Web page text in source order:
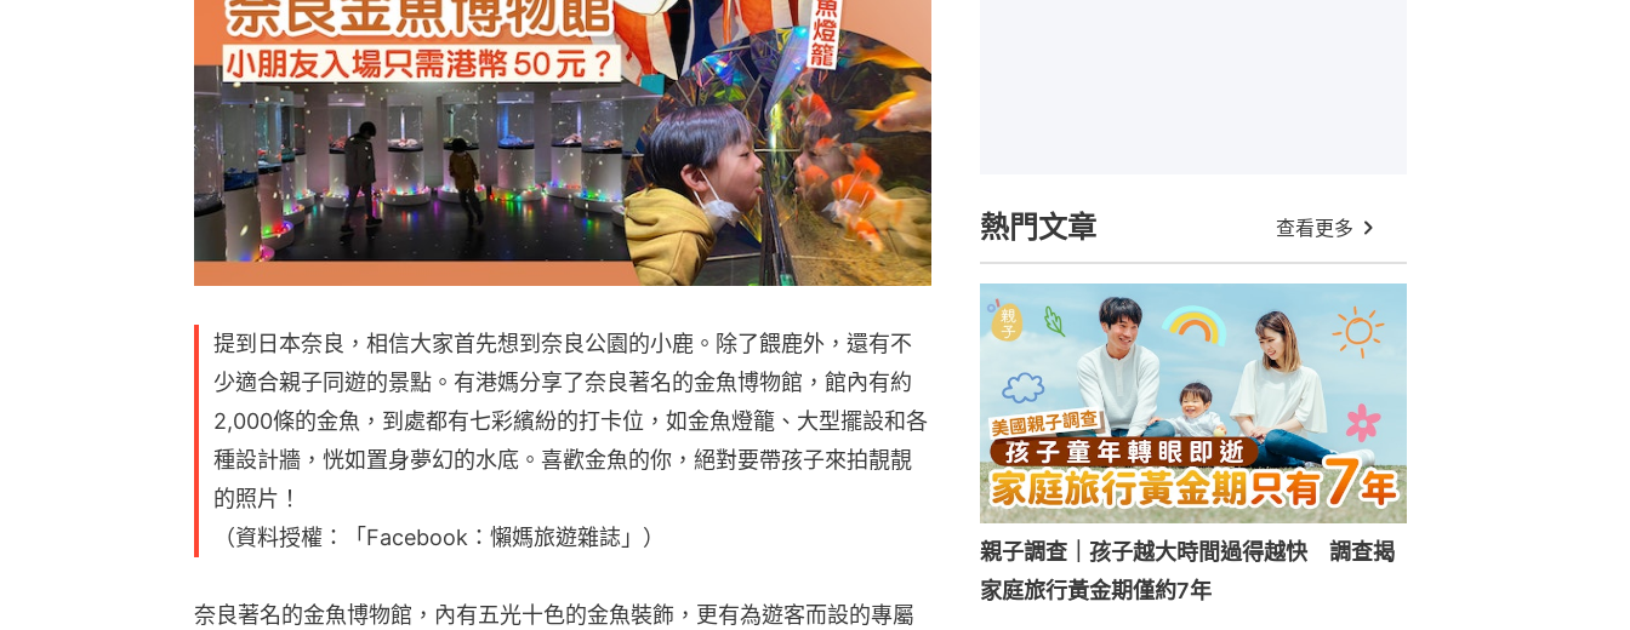
提到日本奈良，相信大家首先想到奈良公園的小鹿。除了餵鹿外，還有不
少適合親子同遊的景點。有港媽分享了奈良著名的金魚博物館，館內有約
2,000條的金魚，到處都有七彩繽紛的打卡位，如金魚燈籠、大型擺設和各
種設計牆，恍如置身夢幻的水底。喜歡金魚的你，絕對要帶孩子來拍靚靚
的照片！
（資料授權：「Facebook：懶媽旅遊雜誌」）
奈良著名的金魚博物館，內有五光十色的金魚裝飾，更有為遊客而設的專屬
熱門文章 查看更多
親子調查｜孩子越大時間過得越快 調查揭
家庭旅行黃金期僅約7年